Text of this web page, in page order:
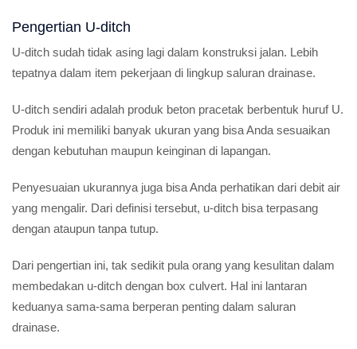
Pengertian U-ditch
U-ditch sudah tidak asing lagi dalam konstruksi jalan. Lebih
tepatnya dalam item pekerjaan di lingkup saluran drainase.
U-ditch sendiri adalah produk beton pracetak berbentuk huruf U.
Produk ini memiliki banyak ukuran yang bisa Anda sesuaikan
dengan kebutuhan maupun keinginan di lapangan.
Penyesuaian ukurannya juga bisa Anda perhatikan dari debit air
yang mengalir. Dari definisi tersebut, u-ditch bisa terpasang
dengan ataupun tanpa tutup.
Dari pengertian ini, tak sedikit pula orang yang kesulitan dalam
membedakan u-ditch dengan box culvert. Hal ini lantaran
keduanya sama-sama berperan penting dalam saluran
drainase.